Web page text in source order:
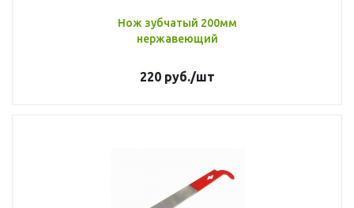
Нож зубчатый 200мм
нержавеющий
220 руб./шт